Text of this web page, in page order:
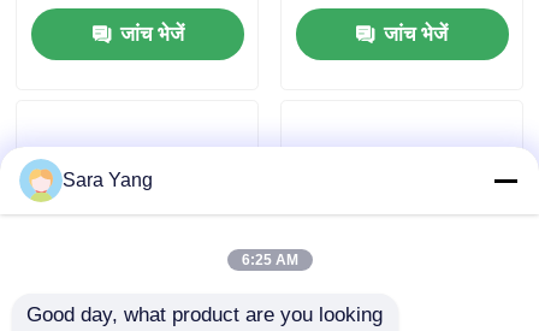
गुणवत्ता नियंत्रण
समाचार
बबल मेलिंग बैग
जांच भेजें जांच भेजें
Sara Yang
6:25 AM
Good day, what product are you looking